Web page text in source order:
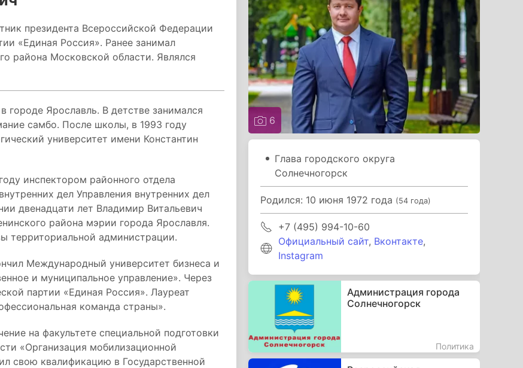
президента Всероссийской Федерации
«Единая Россия». Ранее занимал
района Московской области. Являлся
городе Ярославль. В детстве занимался
самбо. После школы, в 1993 году
университет имени Константин
инспектором районного отдела
дел Управления внутренних дел
двенадцати лет Владимир Витальевич
района мэрии города Ярославля.
территориальной администрации.
Международный университет бизнеса и
и муниципальное управление». Через
партии «Единая Россия». Лауреат
команда страны».
на факультете специальной подготовки
«Организация мобилизационной
свою квалификацию в Государственной
6
Глава городского округа
Солнечногорск
Родился: 10 июня 1972 года (54 года)
+7 (495) 994-10-60
Официальный сайт, Вконтакте,
Instagram
Администрация города
Солнечногорск
Политика